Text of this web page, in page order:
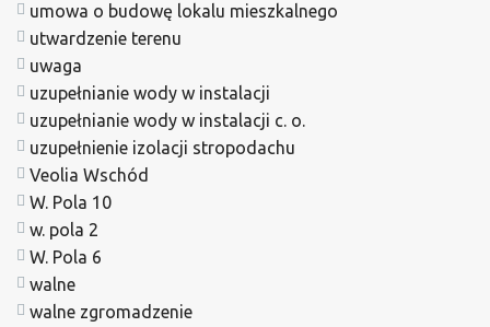
umowa o budowę lokalu mieszkalnego
utwardzenie terenu
uwaga
uzupełnianie wody w instalacji
uzupełnianie wody w instalacji c. o.
uzupełnienie izolacji stropodachu
Veolia Wschód
W. Pola 10
w. pola 2
W. Pola 6
walne
walne zgromadzenie